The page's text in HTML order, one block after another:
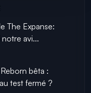
The Expanse:
avi...
bêta :
test fermé ?